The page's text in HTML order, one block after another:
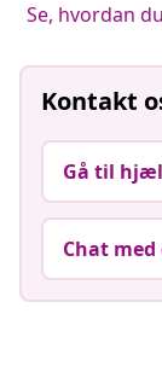
Se, hvordan
Kontakt
Gå til
Chat med